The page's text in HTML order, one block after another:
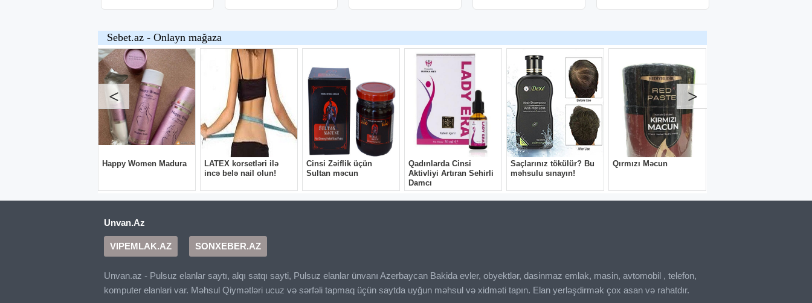
Unvan.Az
VIPEMLAK.AZ SONXEBER.AZ
Unvan.az - Pulsuz elanlar saytı, alqı satqı sayti, Pulsuz elanlar ünvanı Azerbaycan Bakida evler, obyektlər, dasinmaz emlak, masin, avtomobil , telefon,
komputer elanlari var. Məhsul Qiymətləri ucuz və sərfəli tapmaq üçün saytda uyğun məhsul və xidməti tapın. Elan yerləşdirmək çox asan və rahatdır.